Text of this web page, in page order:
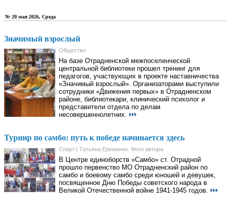
№ 20 мая 2026, Среда
Значимый взрослый
Общество
На базе Отрадненской межпоселенческой
центральной библиотеки прошел тренинг для
педагогов, участвующих в проекте наставничества
«Значимый взрослый». Организаторами выступили
сотрудники «Движения первых» в Отрадненском
районе, библиотекари, клинический психолог и
представители отдела по делам
несовершеннолетних.
Турнир по самбо: путь к победе начинается здесь
Спорт | Татьяна Еременко. Фото автора.
В Центре единоборств «Самбо» ст. Отрадной
прошло первенство МО Отрадненский район по
самбо и боевому самбо среди юношей и девушек,
посвященное Дню Победы советского народа в
Великой Отечественной войне 1941-1945 годов.